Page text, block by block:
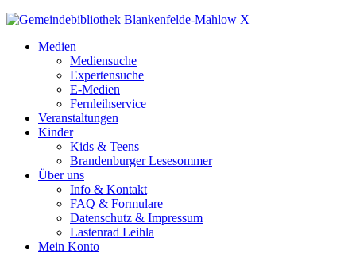
X
Medien
Mediensuche
Expertensuche
E-Medien
Fernleihservice
Veranstaltungen
Kinder
Kids & Teens
Brandenburger Lesesommer
Über uns
Info & Kontakt
FAQ & Formulare
Datenschutz & Impressum
Lastenrad Leihla
Mein Konto